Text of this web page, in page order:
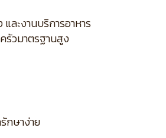
ละงานบริการอาหาร
รัวมาตรฐานสูง
กษาง่าย